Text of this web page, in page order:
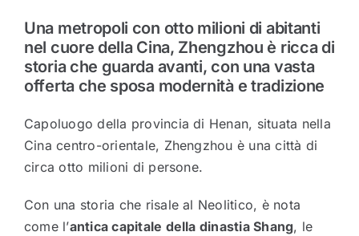
Una metropoli con otto milioni di abitanti
nel cuore della Cina, Zhengzhou è ricca di
storia che guarda avanti, con una vasta
offerta che sposa modernità e tradizione
Capoluogo della provincia di Henan, situata nella
Cina centro-orientale, Zhengzhou è una città di
circa otto milioni di persone.
Con una storia che risale al Neolitico, è nota
come l’antica capitale della dinastia Shang, le